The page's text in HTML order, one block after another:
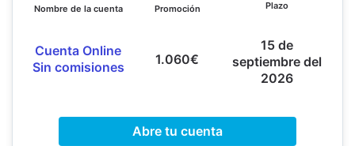
Nombre de la cuenta
Cuenta Online
Sin comisiones
Promoción
1.060€
Plazo
15 de
septiembre del
2026
Abre tu cuenta